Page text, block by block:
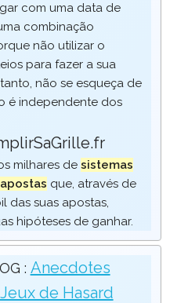
com uma data de
combinação
não utilizar o
para fazer a sua
não se esqueça de
é independente dos
milhares de sistemas
que, através de
das suas apostas,
hipóteses de ganhar.
: Anecdotes
de Hasard